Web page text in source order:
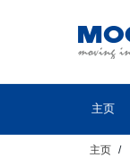
主页
主页